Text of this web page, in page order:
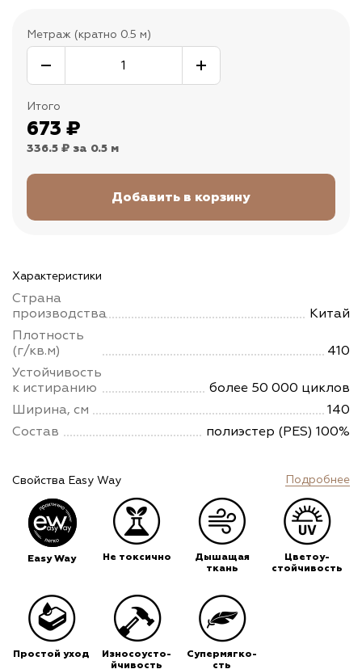
Метраж (кратно 0.5 м)
Итого
673 ₽
336.5 ₽ за 0.5 м
Характеристики
Страна
производства
Китай
Плотность
(г/кв.м)
410
Устойчивость
к истиранию
более 50 000 циклов
Ширина, см
140
Состав
полиэстер (PES) 100%
Свойства Easy Way Подробнее
Easy Way Не токсично
Дышащая
ткань
Цветоу-
стойчивость
Простой уход
Износоусто-
йчивость
Супермягко-
сть